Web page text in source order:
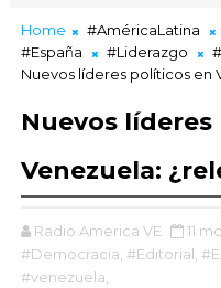
Home #AméricaLatina
#España
#Liderazgo
Nuevos líderes políticos en
Nuevos
Venezuela:
Radio America VE 11
#Democracia, #Editorial,
#venezuela,